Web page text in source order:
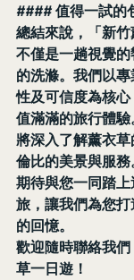
#### 值得一試的
總結來說，「新竹
不僅是一趟視覺
的洗滌。我們以
性及可信度為核
值滿滿的旅行體
將深入了解薰衣
倫比的美景與服務
期待與您一同踏
旅，讓我們為您
的回憶。
歡迎隨時聯絡我
草一日遊！